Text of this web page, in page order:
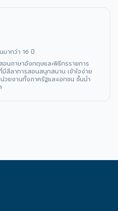
ากว่า 16 ปี
อนภาษาอังกฤษและพิธีกรรายการ
ลีลาการสอนสนุกสนาน เข้าใจง่าย
วยงานทั้งภาครัฐและเอกชน ชั้นนำ